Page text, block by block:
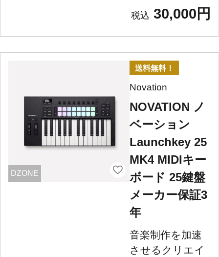
30,000円
DZONE
送料無料！
Novation
NOVATION ノ
ベーション
Launchkey 25
MK4 MIDIキー
ボード 25鍵盤
メーカー保証3
年
音楽制作を加速
させるクリエイ